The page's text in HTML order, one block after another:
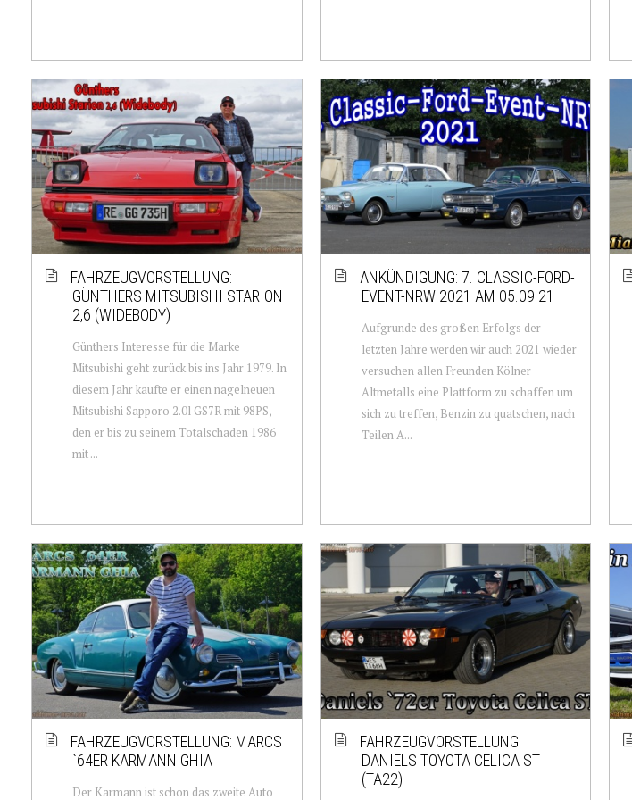
FAHRZEUGVORSTELLUNG:
GÜNTHERS MITSUBISHI STARION
2,6 (WIDEBODY)
Günthers Interesse für die Marke
Mitsubishi geht zurück bis ins Jahr 1979. In
diesem Jahr kaufte er einen nagelneuen
Mitsubishi Sapporo 2.0l GS7R mit 98PS,
den er bis zu seinem Totalschaden 1986
mit ...
ANKÜNDIGUNG: 7. CLASSIC-FORD-
EVENT-NRW 2021 AM 05.09.21
Aufgrunde des großen Erfolgs der
letzten Jahre werden wir auch 2021 wieder
versuchen allen Freunden Kölner
Altmetalls eine Plattform zu schaffen um
sich zu treffen, Benzin zu quatschen, nach
Teilen A...
FAHRZEUGVORSTELLUNG: MARCS
`64ER KARMANN GHIA
Der Karmann ist schon das zweite Auto
FAHRZEUGVORSTELLUNG:
DANIELS TOYOTA CELICA ST
(TA22)